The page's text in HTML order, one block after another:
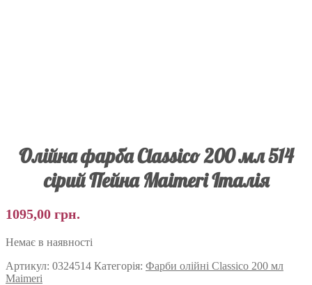
Олійна фарба Classico 200 мл 514
сірий Пейна Maimeri Італія
1095,00 грн.
Немає в наявності
Артикул: 0324514 Категорія: Фарби олійні Classico 200 мл
Maimeri